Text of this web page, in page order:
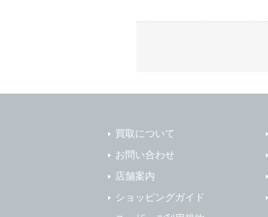
買取について
お問い合わせ
店舗案内
ショッピングガイド